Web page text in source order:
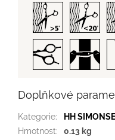
Doplňkové
Kategorie:
HH
Hmotnost: 0.13 kg